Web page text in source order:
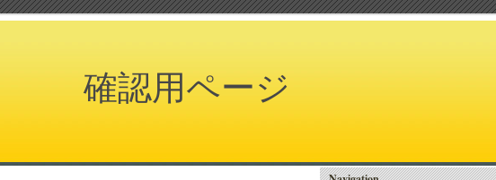
確認用ページ